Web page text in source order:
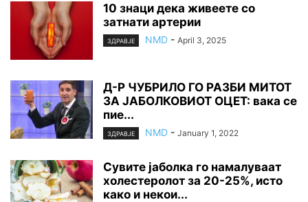
10 знаци дека живеете со
затнати артерии
ЗДРАВЈЕ NMD - April 3, 2025
Д-Р ЧУБРИЛО ГО PAЗБИ МИТОТ
ЗА ЈАБОЛКОВИОТ ОЦЕТ: вака се
пие...
ЗДРАВЈЕ NMD - January 1, 2022
Сувите јаболка го намалуваат
холестеролот за 20-25%, исто
како и некои...